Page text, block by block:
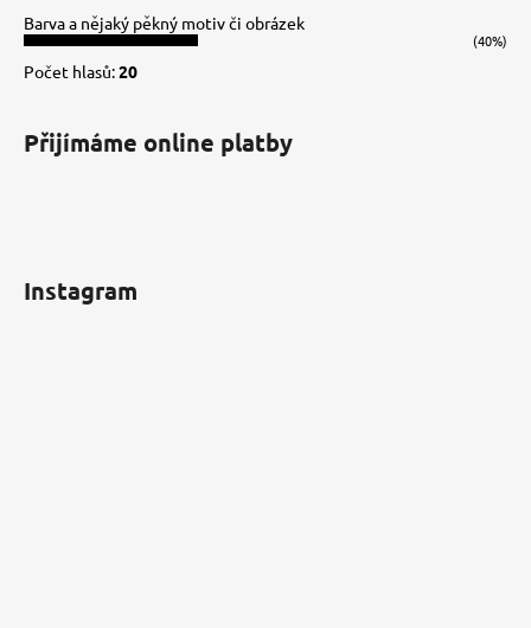
Barva a nějaký pěkný motiv či obrázek
(40%)
Počet hlasů:20
Přijímáme online platby
Instagram